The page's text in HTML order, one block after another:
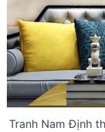
Tranh Nam Định